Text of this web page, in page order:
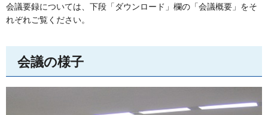
会議要録については、下段「ダウンロード」欄の「会議概要」をそ
れぞれご覧ください。
会議の様子